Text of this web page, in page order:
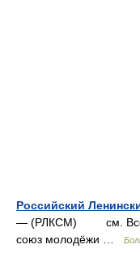
Российский
— (РЛКСМ) см.
союз молодёжи …